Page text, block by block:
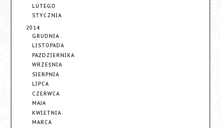
LUTEGO
STYCZNIA
2014
GRUDNIA
LISTOPADA
PAŹDZIERNIKA
WRZEŚNIA
SIERPNIA
LIPCA
CZERWCA
MAJA
KWIETNIA
MARCA